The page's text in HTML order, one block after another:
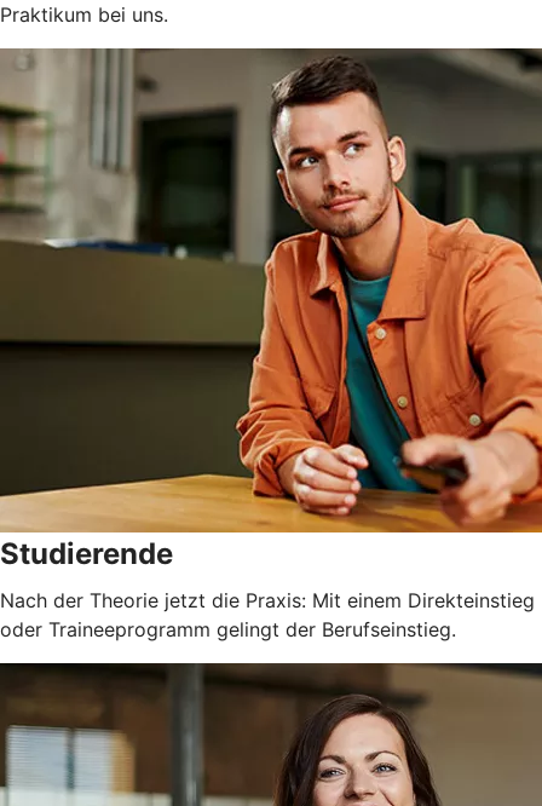
Praktikum bei uns.
Studierende
Nach der Theorie jetzt die Praxis: Mit einem Direkteinstieg
oder Traineeprogramm gelingt der Berufseinstieg.